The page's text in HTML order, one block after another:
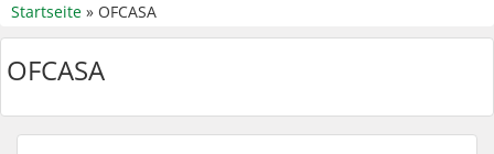
Startseite » OFCASA
OFCASA